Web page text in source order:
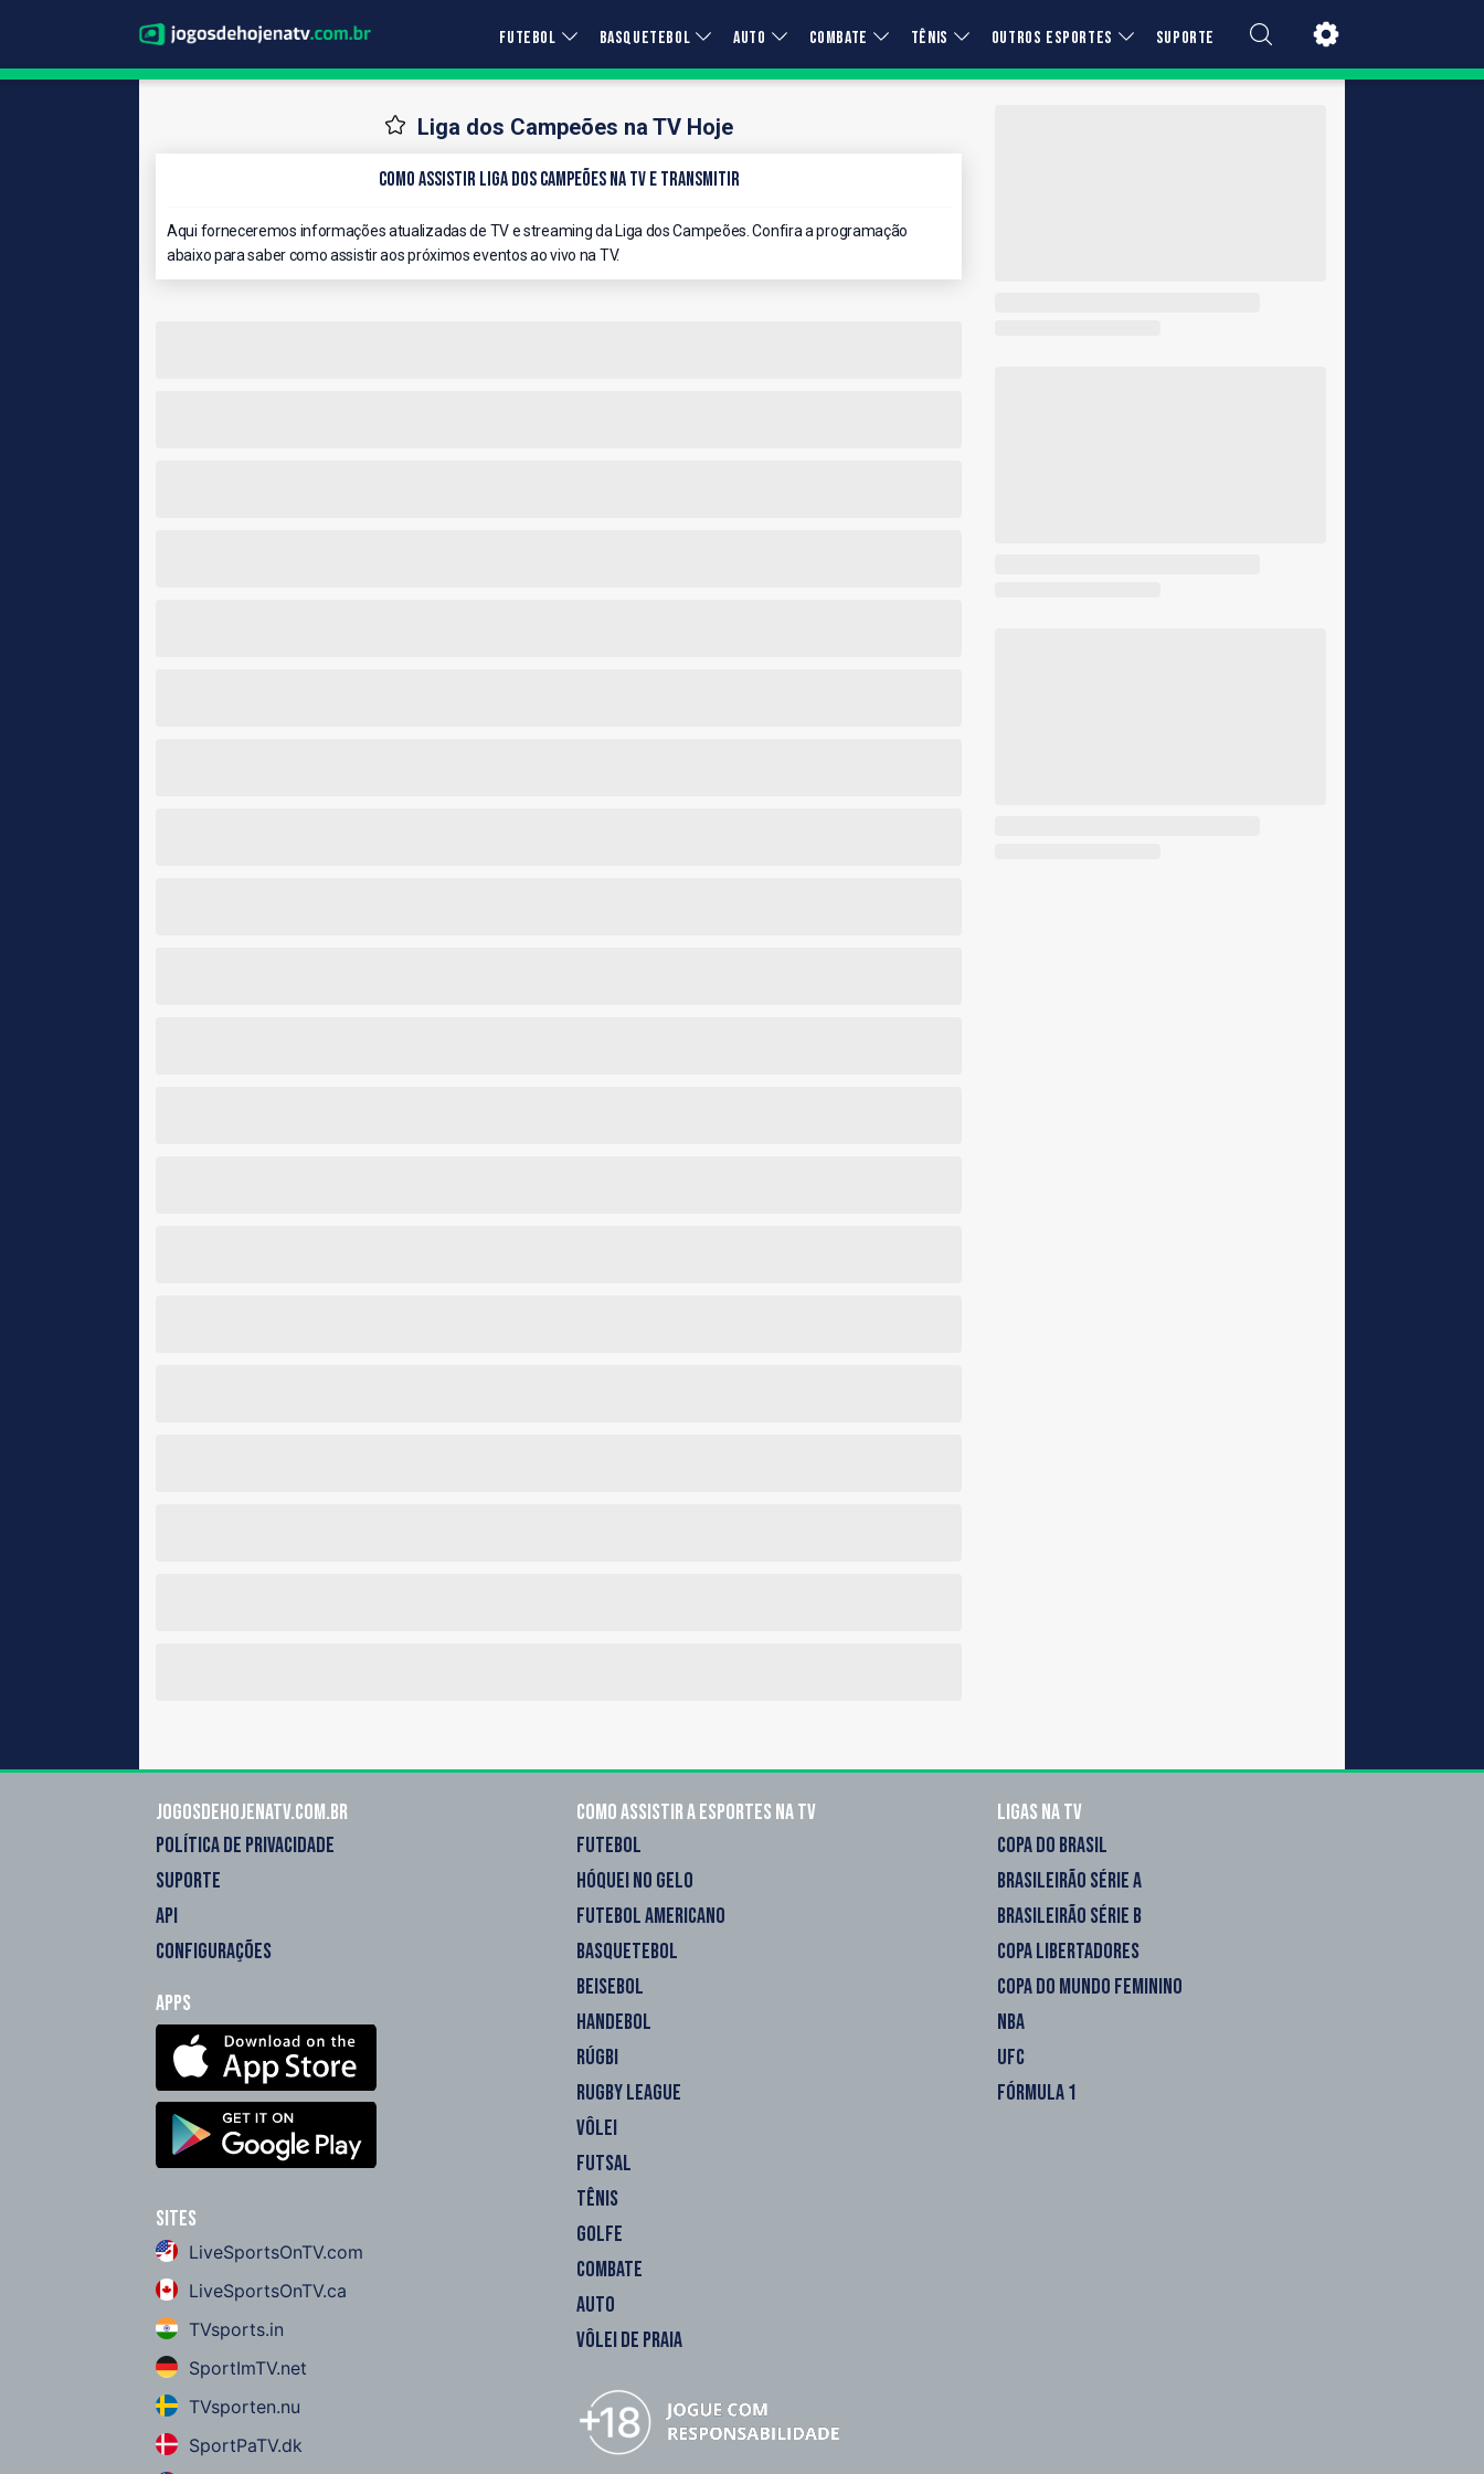
FUTEBOL BASQUETEBOL AUTO COMBATE TÊNIS OUTROS ESPORTES SUPORTE
Liga dos Campeões na TV Hoje
Como Assistir Liga dos Campeões na TV e Transmitir
Aqui forneceremos informações atualizadas de TV e streaming da Liga dos Campeões. Confira a programação
abaixo para saber como assistir aos próximos eventos ao vivo na TV.
Jogosdehojenatv.com.br
POLÍTICA DE PRIVACIDADE
SUPORTE
API
CONFIGURAÇÕES
Apps
Sites
LiveSportsOnTV.com
LiveSportsOnTV.ca
TVsports.in
SportImTV.net
TVsporten.nu
SportPaTV.dk
Como assistir a esportes na TV
FUTEBOL
HÓQUEI NO GELO
FUTEBOL AMERICANO
BASQUETEBOL
BEISEBOL
HANDEBOL
RÚGBI
RUGBY LEAGUE
VÔLEI
FUTSAL
TÊNIS
GOLFE
COMBATE
AUTO
VÔLEI DE PRAIA
Ligas na TV
COPA DO BRASIL
BRASILEIRÃO SÉRIE A
BRASILEIRÃO SÉRIE B
COPA LIBERTADORES
COPA DO MUNDO FEMININO
NBA
UFC
FÓRMULA 1